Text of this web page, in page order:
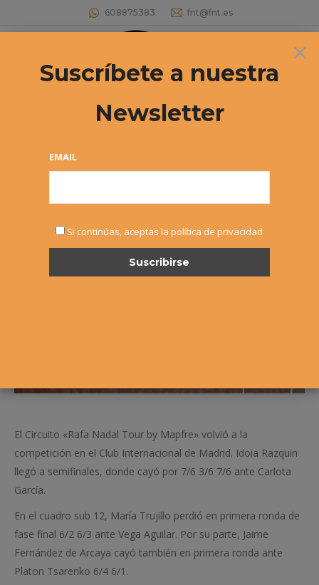
608875383 fnt@fnt.es
Buscar:
IDOIA RAZQUIN, SEMIFINALISTA DEL
El Circuito «Rafa Nadal Tour by Mapfre» volvió a la
competición en el Club Internacional de Madrid. Idoia Razquin
llegó a semifinales, donde cayó por 7/6 3/6 7/6 ante Carlota
García.
En el cuadro sub 12, María Trujillo perdió en primera ronda de
fase final 6/2 6/3 ante Vega Aguilar. Por su parte, Jaime
Fernández de Arcaya cayó también en primera ronda ante
Platon Tsarenko 6/4 6/1.
×
Suscríbete a nuestra
Newsletter
EMAIL
Si continúas, aceptas la política de privacidad